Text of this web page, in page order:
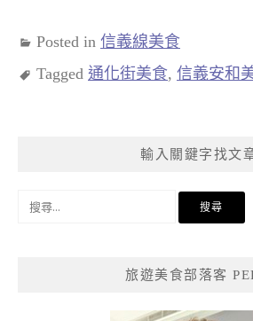
Posted in 信義線美食
Tagged 通化街美食, 信義安和
輸入關鍵字找文
旅遊美食部落客